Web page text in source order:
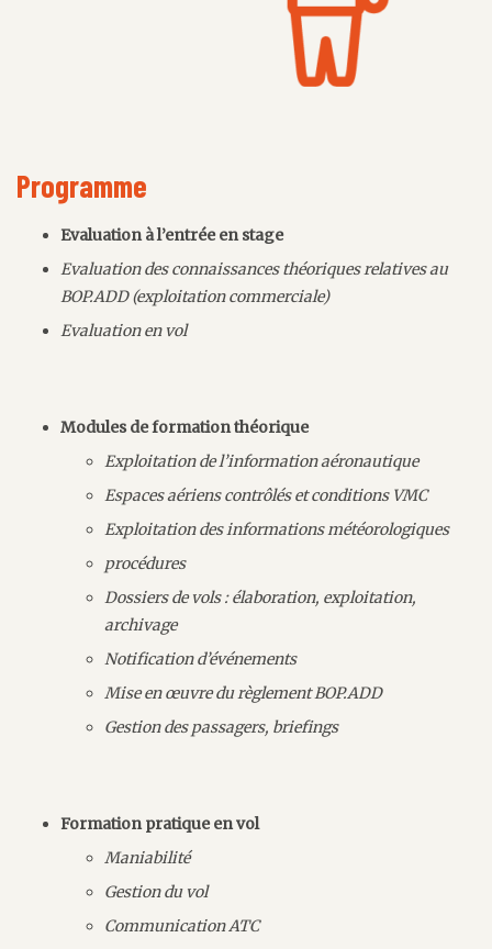
Programme
Evaluation à l’entrée en stage
Evaluation des connaissances théoriques relatives au
BOP.ADD (exploitation commerciale)
Evaluation en vol
Modules de formation théorique
Exploitation de l’information aéronautique
Espaces aériens contrôlés et conditions VMC
Exploitation des informations météorologiques
procédures
Dossiers de vols : élaboration, exploitation,
archivage
Notification d’événements
Mise en œuvre du règlement BOP.ADD
Gestion des passagers, briefings
Formation pratique en vol
Maniabilité
Gestion du vol
Communication ATC